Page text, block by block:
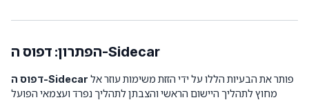
הפתרון: דפוס ה-Sidecar
דפוס ה-Sidecar
מחוץ לתהליך היישום הראשי והצבתן לתהליך נפרד ועצמאי הפועל